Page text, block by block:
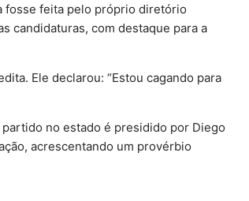
fosse feita pelo próprio diretório
candidaturas, com destaque para a
Ele declarou: “Estou cagando para
no estado é presidido por Diego
acrescentando um provérbio